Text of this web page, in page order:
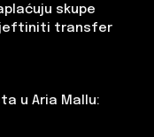
skupe
transfer
u Aria Mallu: